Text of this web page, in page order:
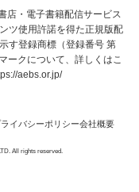
店・電子書籍配信サービス
ツ使用許諾を得た正規版配
す登録商標（登録番号 第
ークについて、詳しくはこ
aebs.or.jp/
ライバシーポリシー会社概要
All rights reserved.